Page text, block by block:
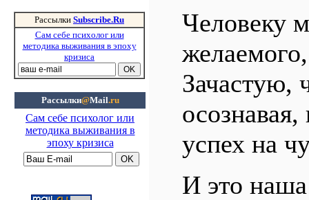
Рассылки Subscribe.Ru
Сам себе психолог или
методика выживания в эпоху
кризиса
Рассылки@Mail.ru
Сам себе психолог или
методика выживания в
эпоху кризиса
Человеку
Зачастую,
успех на
И это наша